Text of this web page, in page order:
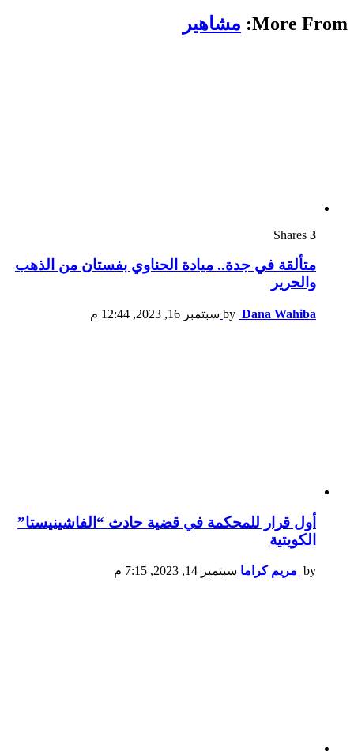
More From: مشاهير
3
متألقة في جدة.. ميادة الحناوي بفستان من الذهب
والحرير
by Dana Wahiba سبتمبر 16, 2023, 12:44 م
أول قرار للمحكمة في قضية حادث “الفاشينيستا”
الكويتية
by مريم كراما سبتمبر 14, 2023, 7:15 م